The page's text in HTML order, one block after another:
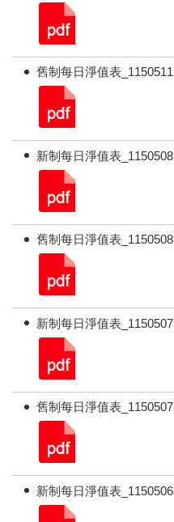
舊制每日淨值表_1150511
新制每日淨值表_1150508
舊制每日淨值表_1150508
新制每日淨值表_1150507
舊制每日淨值表_1150507
新制每日淨值表_1150506